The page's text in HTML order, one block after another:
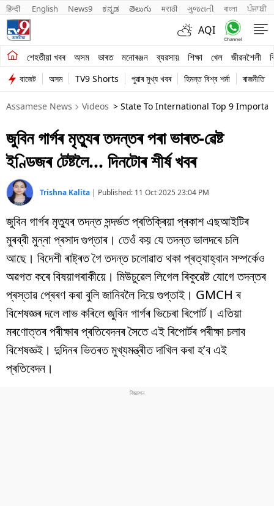
हिन्दी English News9 ಕನ್ನಡ తెలుగు मराठी ગુજરાતી বাংলা ਪੰਜਾਬੀ
AQI
শেহতীয়া খবৰ অসম ভাৰত মনোৰঞ্জন ব্যৱসায় শিক্ষা খেল জীৱনশৈলী
শেহতীয়া খবৰ
অসম
ভাৰত
মনোৰঞ্জন
ব্যৱসায়
শিক্ষা
খেল
জীৱনশৈলী
বিশ্ব
প্ৰযুক্তি
Videos
বাজেট অসম TV9 Shorts পুৱাৰ মুখ্য খবৰ হিমন্ত বিশ্ব শৰ্মা ৰাজনীতি
Assamese News Videos > State To International Top 9
জুবিন গাৰ্গৰ মৃত্যুৰ তদন্তৰ পৰা ভাৰত-ৱেষ্ট
ইণ্ডিজৰ টেষ্টলৈ… দিনটোৰ শীৰ্ষ খবৰ
Trishna Kalita | Published: 11 Oct 2025 23:04 PM
জুবিন গাৰ্গৰ মৃত্যুৰ তদন্ত সন্দৰ্ভত প্ৰতিক্ৰিয়া প্ৰকাশ এছআইটিৰ
মুৰব্বী মুন্না প্ৰসাদ গুপ্তাৰ। তেওঁ কয় যে তদন্ত ভালদৰে চলি
আছে। বিদেশী ৰাষ্ট্ৰত গৈ তদন্ত চলোৱাত থকা প্ৰত্যাহ্বান সম্পৰ্কেও
অৱগত কৰে বিষয়াগৰাকীয়ে। মিউচুৱেল লিগেল ৰিকুৱেষ্ট যোগে তদন্তৰ
প্ৰস্তাৱ প্ৰেৰণ কৰা বুলি জানিবলৈ দিয়ে গুপ্তাই। GMCH ৰ
বিশেষজ্ঞৰ দলে লাভ কৰিলে জুবিন গাৰ্গৰ ভিচেৰা ৰিপোৰ্ট। এতিয়া
মৰণোত্তৰ পৰীক্ষাৰ প্ৰতিবেদনৰ সৈতে এই ৰিপোৰ্টৰ পৰীক্ষা চলাব
বিশেষজ্ঞই। দুদিনৰ ভিতৰত মুখ্যমন্ত্ৰীত দাখিল কৰা হ’ব এই
প্ৰতিবেদন।